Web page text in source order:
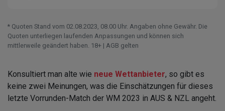
* Quoten Stand vom 02.08.2023‚ 08.00 Uhr. Angaben ohne Gewähr. Die
Quoten unterliegen laufenden Anpassungen und können sich
mittlerweile geändert haben. 18+ | AGB gelten
Konsultiert man alte wie neue Wettanbieter, so gibt es
keine zwei Meinungen, was die Einschätzungen für dieses
letzte Vorrunden-Match der WM 2023 in AUS & NZL angeht.